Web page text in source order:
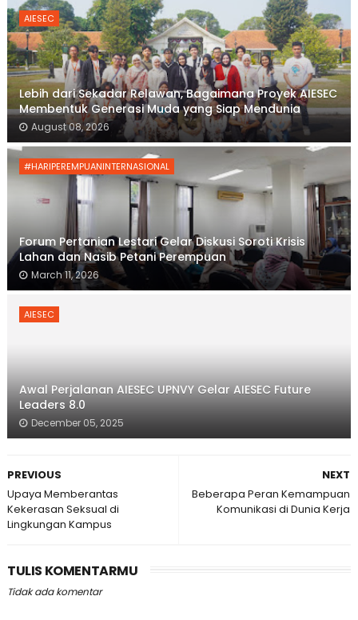
AIESEC
Lebih dari Sekadar Relawan, Bagaimana Proyek AIESEC
Membentuk Generasi Muda yang Siap Mendunia
August 08, 2026
#HARIPEREMPUANINTERNASIONAL
Forum Pertanian Lestari Gelar Diskusi Soroti Krisis
Lahan dan Nasib Petani Perempuan
March 11, 2026
AIESEC
Awal Perjalanan AIESEC UPNVY Gelar AIESEC Future
Leaders 8.0
December 05, 2025
NEXT
Beberapa Peran Kemampuan
Komunikasi di Dunia Kerja
PREVIOUS
Upaya Memberantas
Kekerasan Seksual di
Lingkungan Kampus
TULIS KOMENTARMU
Tidak ada komentar